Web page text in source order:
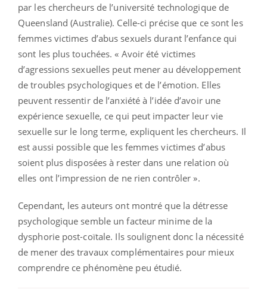
par les chercheurs de l’université technologique de
Queensland (Australie). Celle-ci précise que ce sont les
femmes victimes d’abus sexuels durant l’enfance qui
sont les plus touchées. « Avoir été victimes
d’agressions sexuelles peut mener au développement
de troubles psychologiques et de l’émotion. Elles
peuvent ressentir de l’anxiété à l’idée d’avoir une
expérience sexuelle, ce qui peut impacter leur vie
sexuelle sur le long terme, expliquent les chercheurs. Il
est aussi possible que les femmes victimes d’abus
soient plus disposées à rester dans une relation où
elles ont l’impression de ne rien contrôler ».
Cependant, les auteurs ont montré que la détresse
psychologique semble un facteur minime de la
dysphorie post-coïtale. Ils soulignent donc la nécessité
de mener des travaux complémentaires pour mieux
comprendre ce phénomène peu étudié.